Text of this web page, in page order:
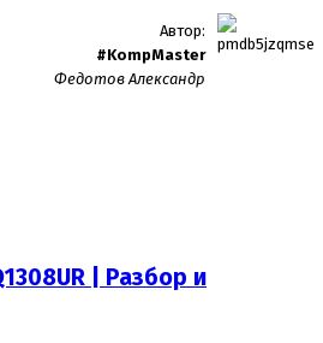
Автор:
#KompMaster
Федотов Александр
| Разбор и